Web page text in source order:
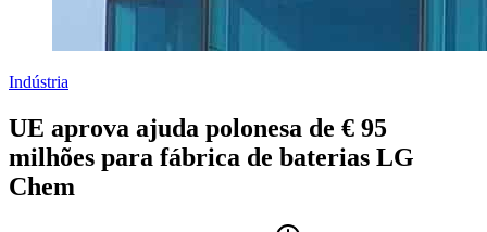
Indústria
UE aprova ajuda polonesa de € 95
milhões para fábrica de baterias LG
Chem